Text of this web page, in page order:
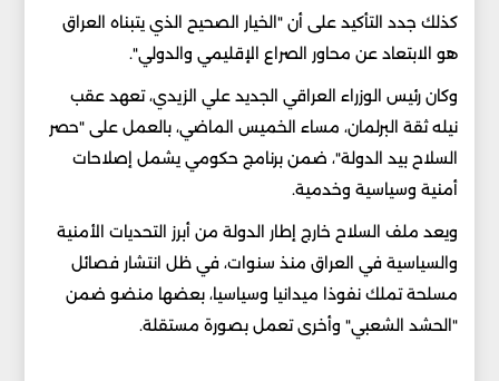
كذلك جدد التأكيد على أن "الخيار الصحيح الذي يتبناه العراق
هو الابتعاد عن محاور الصراع الإقليمي والدولي".
وكان رئيس الوزراء العراقي الجديد علي الزيدي، تعهد عقب
نيله ثقة البرلمان، مساء الخميس الماضي، بالعمل على "حصر
السلاح بيد الدولة"، ضمن برنامج حكومي يشمل إصلاحات
أمنية وسياسية وخدمية.
ويعد ملف السلاح خارج إطار الدولة من أبرز التحديات الأمنية
والسياسية في العراق منذ سنوات، في ظل انتشار فصائل
مسلحة تملك نفوذا ميدانيا وسياسيا، بعضها منضو ضمن
"الحشد الشعبي" وأخرى تعمل بصورة مستقلة.